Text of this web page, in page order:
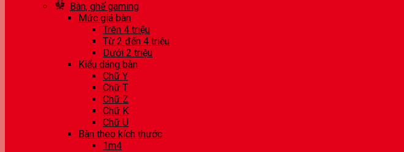
Bàn, ghế gaming
Mức giá bàn
Trên 4 triệu
Từ 2 đến 4 triệu
Dưới 2 triệu
Kiểu dáng bàn
Chữ Y
Chữ T
Chữ Z
Chữ K
Chữ U
Bàn theo kích thước
1m4